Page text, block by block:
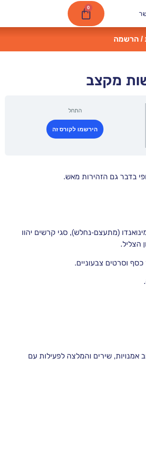
0
/ הרשמה
מקצב
התחל
הירשמו לקורס זה
בדבר גם הזהירות מאש.
(מתעצם-נחלש), סגי קרשים יהוו
הצליל.
וסרטים צבעוניים.
שירים והמלצה לפעילות עם